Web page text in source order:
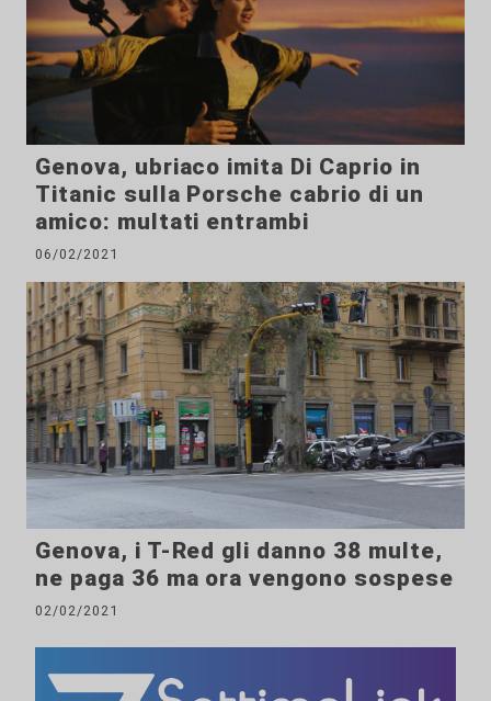
Genova, ubriaco imita Di Caprio in
Titanic sulla Porsche cabrio di un
amico: multati entrambi
06/02/2021
Genova, i T-Red gli danno 38 multe,
ne paga 36 ma ora vengono sospese
02/02/2021